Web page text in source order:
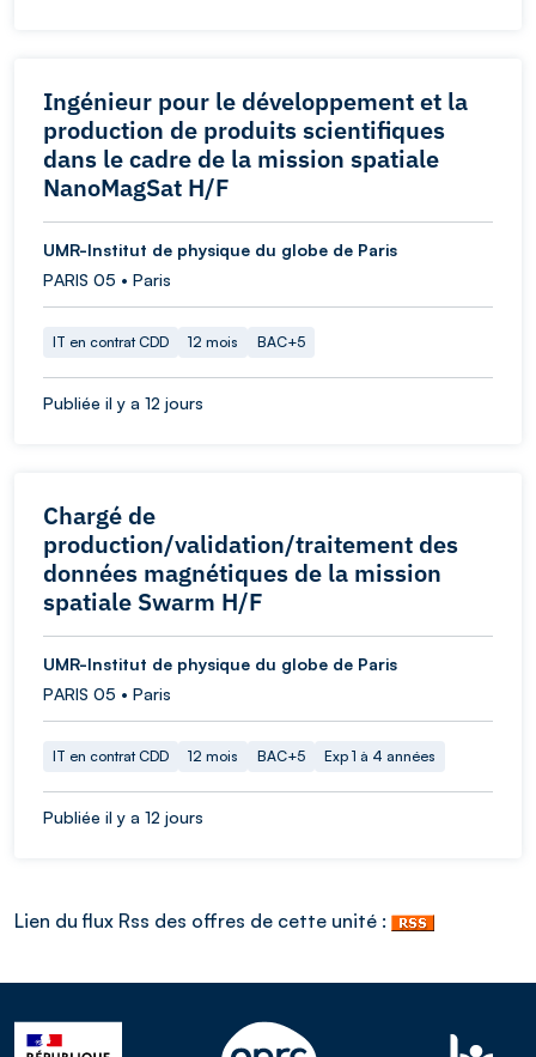
Ingénieur pour le développement et la
production de produits scientifiques
dans le cadre de la mission spatiale
NanoMagSat H/F
UMR-Institut de physique du globe de Paris
PARIS 05 • Paris
IT en contrat CDD 12 mois BAC+5
Publiée il y a 12 jours
Chargé de
production/validation/traitement des
données magnétiques de la mission
spatiale Swarm H/F
UMR-Institut de physique du globe de Paris
PARIS 05 • Paris
IT en contrat CDD 12 mois BAC+5 Exp 1 à 4 années
Publiée il y a 12 jours
Lien du flux Rss des offres de cette unité :